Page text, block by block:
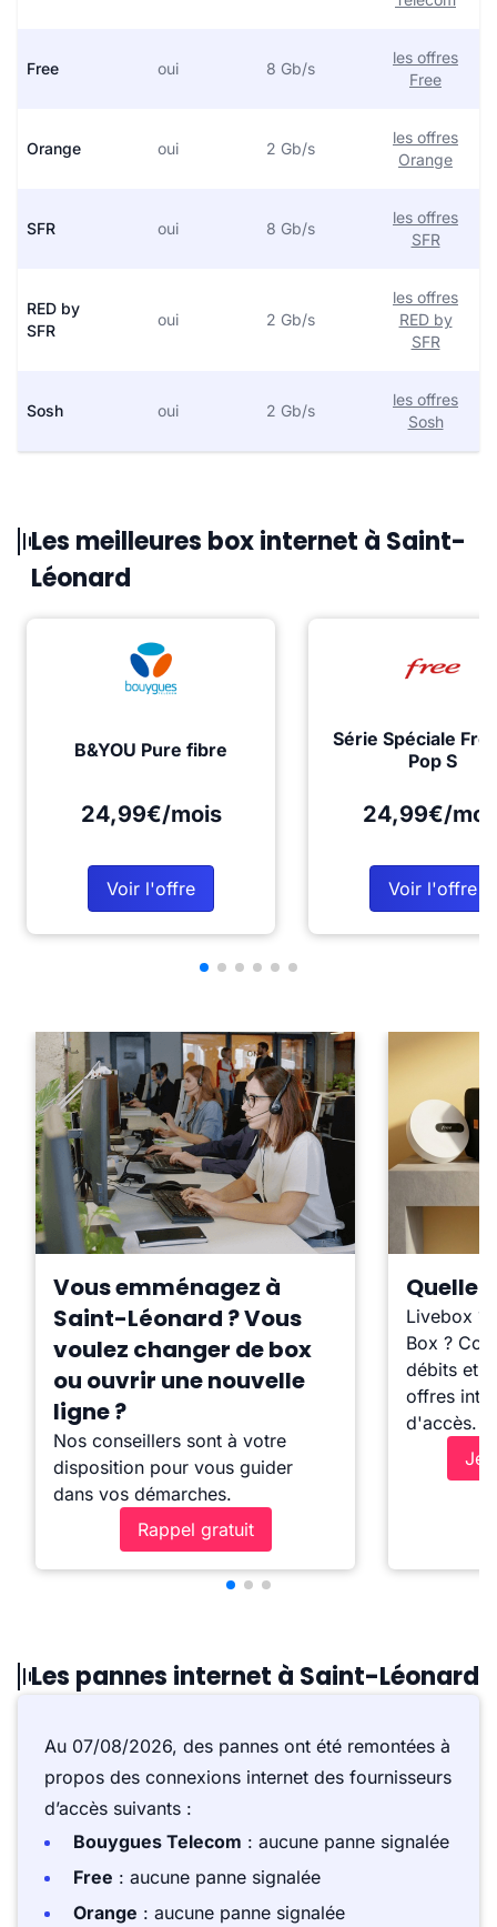
Free oui 8 Gb/s
les offres
Free
Orange oui 2 Gb/s
les offres
Orange
SFR oui 8 Gb/s
les offres
SFR
RED by
SFR
oui 2 Gb/s
les offres
RED by
SFR
Sosh oui 2 Gb/s
les offres
Sosh
Les meilleures box internet à Saint-
Léonard
B&YOU Pure fibre
24,99€/mois
Voir l'offre
Série Spéciale
Pop S
24,99€/
Voir l'offre
Vous emménagez à
Saint-Léonard ? Vous
voulez changer de box
ou ouvrir une nouvelle
ligne ?
Nos conseillers sont à votre
disposition pour vous guider
dans vos démarches.
Rappel gratuit
Quelle
Livebox ?
Box ?
débits et
offres
d'accès.
Je
Les pannes internet à Saint-Léonard
Au 07/08/2026, des pannes ont été remontées à
propos des connexions internet des fournisseurs
d’accès suivants :
Bouygues Telecom : aucune panne signalée
Free : aucune panne signalée
Orange : aucune panne signalée